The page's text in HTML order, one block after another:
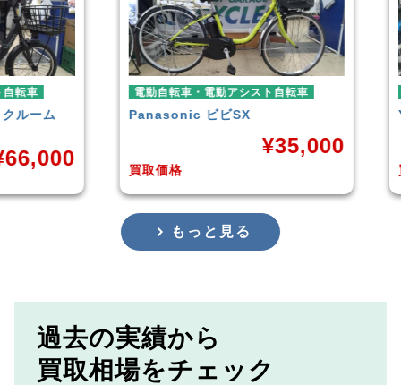
ム
電動自転車・電動アシスト自転車
PanasonicビビSX
買取価格
35,000
買取
もっと見る
過去の実績から
買取相場をチェック